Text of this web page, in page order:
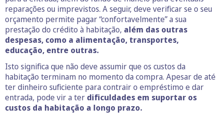
reparações ou imprevistos. A seguir, deve verificar se o seu
orçamento permite pagar “confortavelmente” a sua
prestação do crédito à habitação, além das outras
despesas, como a alimentação, transportes,
educação, entre outras.
Isto significa que não deve assumir que os custos da
habitação terminam no momento da compra. Apesar de até
ter dinheiro suficiente para contrair o empréstimo e dar
entrada, pode vir a ter dificuldades em suportar os
custos da habitação a longo prazo.